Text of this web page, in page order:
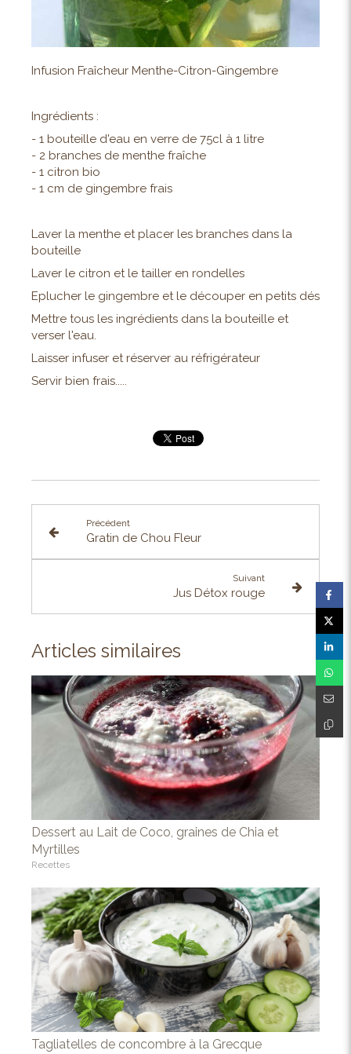
Infusion Fraîcheur Menthe-Citron-Gingembre
Ingrédients :
- 1 bouteille d'eau en verre de 75cl à 1 litre
- 2 branches de menthe fraîche
- 1 citron bio
- 1 cm de gingembre frais
Laver la menthe et placer les branches dans la
bouteille
Laver le citron et le tailler en rondelles
Eplucher le gingembre et le découper en petits dés
Mettre tous les ingrédients dans la bouteille et
verser l'eau.
Laisser infuser et réserver au réfrigérateur
Servir bien frais.....
Précédent
Gratin de Chou Fleur
Suivant
Jus Détox rouge
Articles similaires
Dessert au Lait de Coco, graines de Chia et
Myrtilles
Recettes
Tagliatelles de concombre à la Grecque